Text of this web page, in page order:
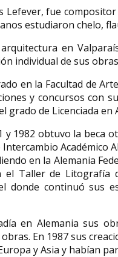
Lefever, fue
estudiaron chelo,
en
individual de sus
en la Facultad de
y concursos con
grado de Licenciada en
y 1982 obtuvo la beca
Intercambio Académico
en la Alemania
Taller de Litografía
donde continuó sus
en Alemania sus
En 1987 sus
y Asia​ y habían